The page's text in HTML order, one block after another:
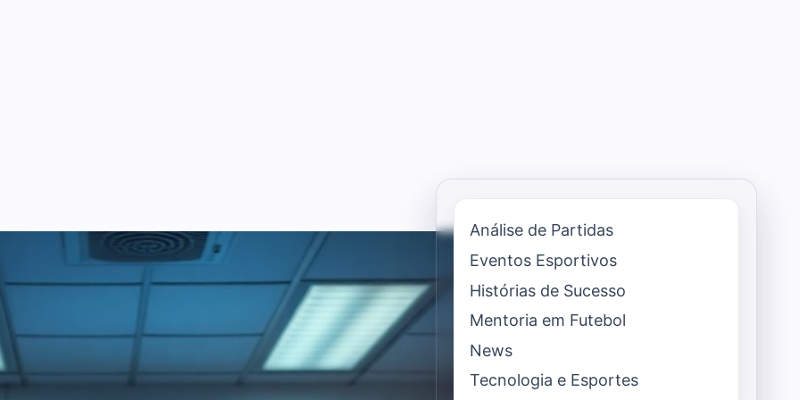
Análise de Partidas
Eventos Esportivos
Histórias de Sucesso
Mentoria em Futebol
News
Tecnologia e Esportes